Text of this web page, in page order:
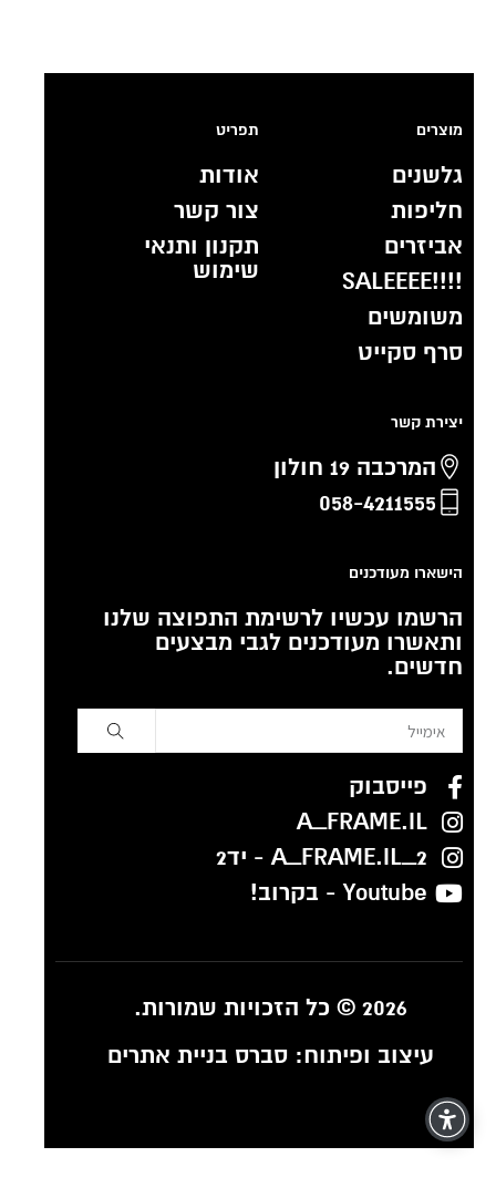
מוצרים
גלשנים
חליפות
אביזרים
!!!!SALEEEE
משומשים
סרף סקייט
תפריט
אודות
צור קשר
תקנון ותנאי
שימוש
יצירת קשר
המרכבה 19 חולון
058-4211555
הישארו מעודכנים
הרשמו עכשיו לרשימת התפוצה שלנו
ותאשרו מעודכנים לגבי מבצעים
חדשים.
פייסבוק
A_FRAME.IL
A_FRAME.IL_2 - יד2
Youtube - בקרוב!
2026 © כל הזכויות שמורות.
עיצוב ופיתוח:סברס בניית אתרים